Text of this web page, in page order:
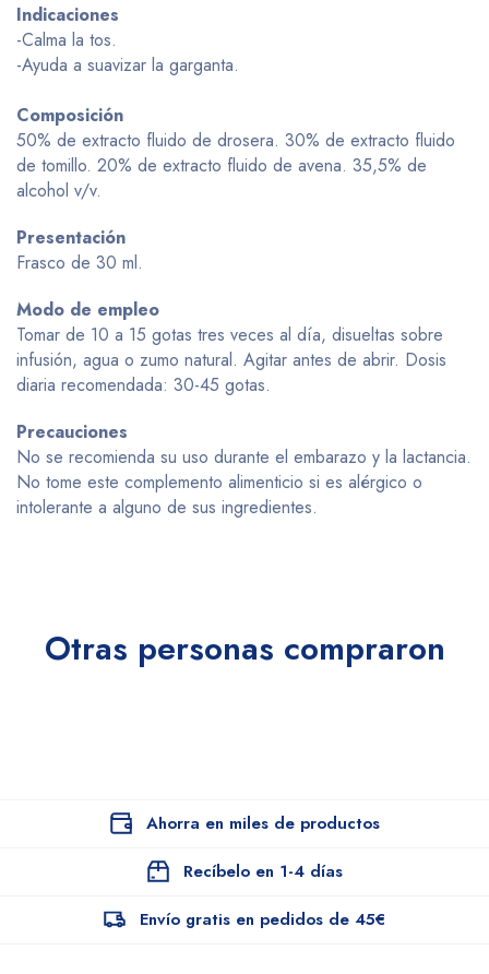
Indicaciones
-Calma la tos.
-Ayuda a suavizar la garganta.
Composición
50% de extracto fluido de drosera. 30% de extracto fluido
de tomillo. 20% de extracto fluido de avena. 35,5% de
alcohol v/v.
Presentación
Frasco de 30 ml.
Modo de empleo
Tomar de 10 a 15 gotas tres veces al día, disueltas sobre
infusión, agua o zumo natural. Agitar antes de abrir. Dosis
diaria recomendada: 30-45 gotas.
Precauciones
No se recomienda su uso durante el embarazo y la lactancia.
No tome este complemento alimenticio si es alérgico o
intolerante a alguno de sus ingredientes.
Otras personas compraron
Ahorra en miles de productos
Recíbelo en 1-4 días
Envío gratis en pedidos de 45€